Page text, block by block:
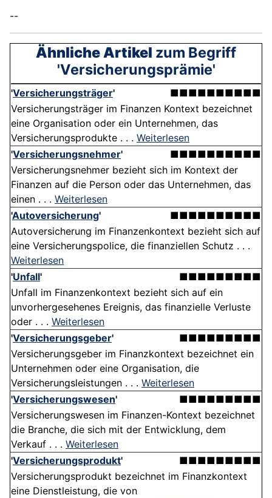
--
Ähnliche Artikel zum Begriff
'Versicherungsprämie'
'Versicherungsträger'
■■■■■■■■■■
Versicherungsträger im Finanzen Kontext bezeichnet
eine Organisation oder ein Unternehmen, das
Versicherungsprodukte . . . Weiterlesen
'Versicherungsnehmer'
■■■■■■■■■■
Versicherungsnehmer bezieht sich im Kontext der
Finanzen auf die Person oder das Unternehmen, das
einen . . . Weiterlesen
'Autoversicherung'
■■■■■■■■■■
Autoversicherung im Finanzenkontext bezieht sich auf
eine Versicherungspolice, die finanziellen Schutz . . .
Weiterlesen
'Unfall'
■■■■■■■■■
Unfall im Finanzenkontext bezieht sich auf ein
unvorhergesehenes Ereignis, das finanzielle Verluste
oder . . . Weiterlesen
'Versicherungsgeber'
■■■■■■■■■
Versicherungsgeber im Finanzkontext bezeichnet ein
Unternehmen oder eine Organisation, die
Versicherungsleistungen . . . Weiterlesen
'Versicherungswesen'
■■■■■■■■■
Versicherungswesen im Finanzen-Kontext bezeichnet
die Branche, die sich mit der Entwicklung, dem
Verkauf . . . Weiterlesen
'Versicherungsprodukt'
■■■■■■■■■
Versicherungsprodukt bezeichnet im Finanzkontext
eine Dienstleistung, die von